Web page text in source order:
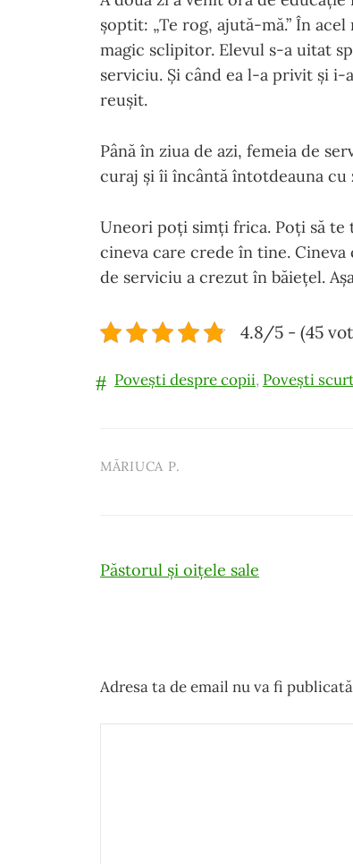
șoptit: „Te rog, ajută-mă.” În
magic sclipitor. Elevul s-a uitat
serviciu. Și când ea l-a privit și i-
reușit.
Până în ziua de azi, femeia de
curaj și îi încântă întotdeauna cu
Uneori poți simți frica. Poți să te
cineva care crede în tine. Cineva
de serviciu a crezut în băiețel.
4.8/5 - (45
Povești despre copii, Povești
MĂRIUCA P.
Post
Păstorul și oițele sale
Adresa ta de email nu va fi